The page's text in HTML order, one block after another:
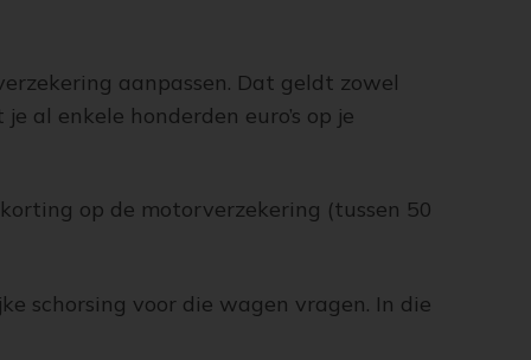
aanpassen. Dat geldt zowel
al enkele honderden euro’s op je
op de motorverzekering (tussen 50
schorsing voor die wagen vragen. In die